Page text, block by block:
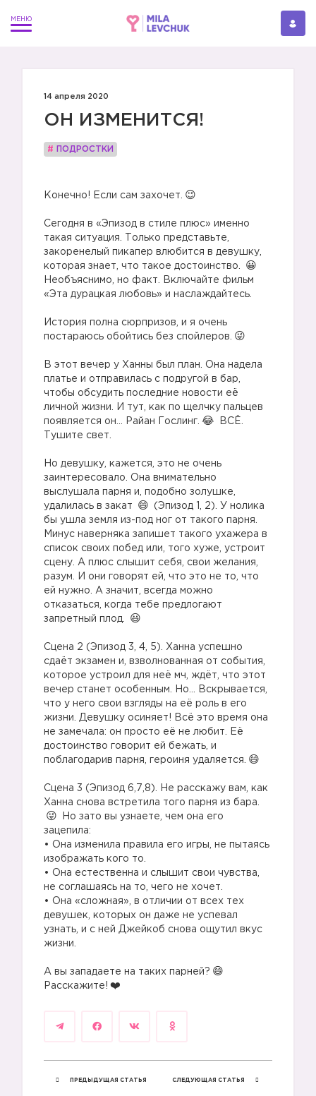
14 апреля 2020
ОН ИЗМЕНИТСЯ!
# ПОДРОСТКИ
Конечно! Если сам захочет.
Сегодня в «Эпизод в стиле плюс» именно
такая ситуация. Только представьте,
закоренелый пикапер влюбится в девушку,
которая знает, что такое достоинство.
Необъяснимо, но факт. Включайте фильм
«Эта дурацкая любовь» и наслаждайтесь.
История полна сюрпризов, и я очень
постараюсь обойтись без спойлеров.
В этот вечер у Ханны был план. Она надела
платье и отправилась с подругой в бар,
чтобы обсудить последние новости её
личной жизни. И тут, как по щелчку пальцев
появляется он… Райан Гослинг.
ВСЁ.
Тушите свет.
Но девушку, кажется, это не очень
заинтересовало. Она внимательно
выслушала парня и, подобно золушке,
удалилась в закат
(Эпизод 1, 2). У нолика
бы ушла земля из-под ног от такого парня.
Минус наверняка запишет такого ухажера в
список своих побед или, того хуже, устроит
сцену. А плюс слышит себя, свои желания,
разум. И они говорят ей, что это не то, что
ей нужно. А значит, всегда можно
отказаться, когда тебе предлогают
запретный плод.
Сцена 2 (Эпизод 3, 4, 5). Ханна успешно
сдаёт экзамен и, взволнованная от события,
которое устроил для неё мч, ждёт, что этот
вечер станет особенным. Но… Вскрывается,
что у него свои взгляды на её роль в его
жизни. Девушку осиняет! Всё это время она
не замечала: он просто её не любит. Её
достоинство говорит ей бежать, и
поблагодарив парня, героиня удаляется.
Сцена 3 (Эпизод 6,7,8). Не расскажу вам, как
Ханна снова встретила того парня из бара.
Но зато вы узнаете, чем она его
зацепила:⠀
• Она изменила правила его игры, не пытаясь
изображать кого то. ⠀
• Она естественна и слышит свои чувства,
не соглашаясь на то, чего не хочет.⠀
• Она «сложная», в отличии от всех тех
девушек, которых он даже не успевал
узнать, и с ней Джейкоб снова ощутил вкус
жизни.
А вы западаете на таких парней?
Расскажите!
ПРЕДЫДУЩАЯ СТАТЬЯ СЛЕДУЮЩАЯ СТАТЬЯ